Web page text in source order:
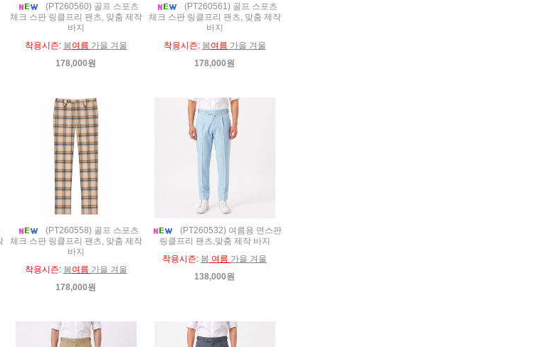
(PT260560) 골프 스포츠
체크 스판 링클프리 팬츠, 맞춤 제작
바지
착용시즌: 봄여름 가을 겨울
178,000원
(PT260561) 골프 스포츠
체크 스판 링클프리 팬츠, 맞춤 제작
바지
착용시즌: 봄여름 가을 겨울
178,000원
(PT260558) 골프 스포츠
체크 스판 링클프리 팬츠, 맞춤 제작
바지
착용시즌: 봄여름 가을 겨울
178,000원
(PT260532) 여름용 면스판
링클프리 팬츠,맞춤 제작 바지
착용시즌: 봄 여름 가을 겨울
138,000원